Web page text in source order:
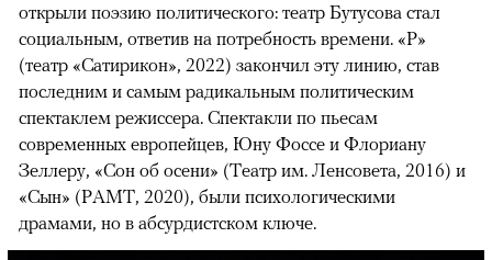
открыли поэзию политического: театр Бутусова стал
социальным, ответив на потребность времени. «Р»
(театр «Сатирикон», 2022) закончил эту линию, став
последним и самым радикальным политическим
спектаклем режиссера. Спектакли по пьесам
современных европейцев, Юну Фоссе и Флориану
Зеллеру, «Сон об осени» (Театр им. Ленсовета, 2016) и
«Сын» (РАМТ, 2020), были психологическими
драмами, но в абсурдистском ключе.